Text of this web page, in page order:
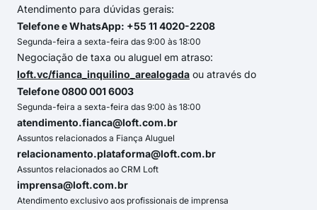
Atendimento para dúvidas gerais:
Telefone e WhatsApp: +55 11 4020-2208
Segunda-feira a sexta-feira das 9:00 às 18:00
Negociação de taxa ou aluguel em atraso:
loft.vc/fianca_inquilino_arealogada ou através do
Telefone 0800 001 6003
Segunda-feira a sexta-feira das 9:00 às 18:00
atendimento.fianca@loft.com.br
Assuntos relacionados a Fiança Aluguel
relacionamento.plataforma@loft.com.br
Assuntos relacionados ao CRM Loft
imprensa@loft.com.br
Atendimento exclusivo aos profissionais de imprensa